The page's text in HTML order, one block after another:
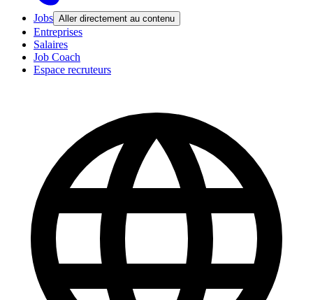
Jobs Aller directement au contenu
Entreprises
Salaires
Job Coach
Espace recruteurs